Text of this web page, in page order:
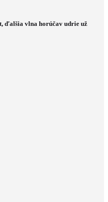
ďalšia vlna horúčav udrie už